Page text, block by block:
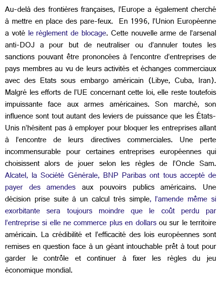
Au-delà des frontières françaises, l’Europe a également cherché
à mettre en place des pare-feux. En 1996, l’Union Européenne
a voté le règlement de blocage. Cette nouvelle arme de l’arsenal
anti-DOJ a pour but de neutraliser ou d’annuler toutes les
sanctions pouvant être prononcées à l’encontre d’entreprises de
pays membres au vu de leurs activités et échanges commerciaux
avec des Etats sous embargo américain (Libye, Cuba, Iran).
Malgré les efforts de l’UE concernant cette loi, elle reste toutefois
impuissante face aux armes américaines. Son marché, son
influence sont tout autant des leviers de puissance que les États-
Unis n’hésitent pas à employer pour bloquer les entreprises allant
à l’encontre de leurs directives commerciales. Une perte
incommensurable pour certaines entreprises européennes qui
choisissent alors de jouer selon les règles de l’Oncle Sam.
Alcatel, la Société Générale, BNP Paribas ont tous accepté de
payer des amendes aux pouvoirs publics américains. Une
décision prise suite à un calcul très simple, l’amende même si
exorbitante sera toujours moindre que le coût perdu par
l’entreprise si elle ne commerce plus en dollarsou sur le territoire
américain. La crédibilité et l’efficacité des lois européennes sont
remises en question face à un géant intouchable prêt à tout pour
garder le contrôle et continuer à fixer les règles du jeu
économique mondial.